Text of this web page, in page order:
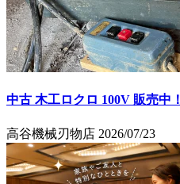
中古 木工ロクロ 100V 販売中！
高谷機械刃物店 2026/07/23